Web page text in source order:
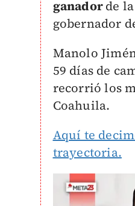
ganadorde
gobernador
Manolo
59 días de
recorrió los
Coahuila.
Aquí te
trayectoria.